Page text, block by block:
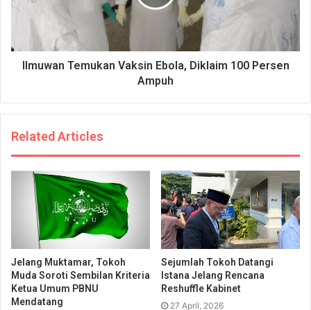
Ilmuwan Temukan Vaksin Ebola, Diklaim 100 Persen
Ampuh
Related Articles
Jelang Muktamar, Tokoh
Muda Soroti Sembilan Kriteria
Ketua Umum PBNU
Mendatang
Sejumlah Tokoh Datangi
Istana Jelang Rencana
Reshuffle Kabinet
27 April, 2026